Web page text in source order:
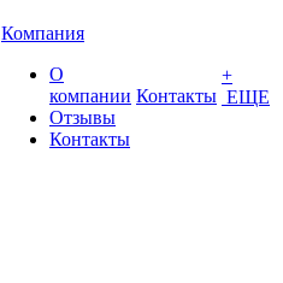
Компания
О
компании
Отзывы
Контакты
Контакты
+
ЕЩЕ